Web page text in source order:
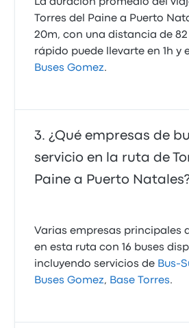
La duración promedio del
Torres del Paine a Puerto
20m, con una distancia de 82
rápido puede llevarte en 1h y
Buses Gomez.
¿Qué empresas de
servicio en la ruta de
Paine a Puerto
Varias empresas principales
en esta ruta con 16 buses
incluyendo servicios de Bus-
Buses Gomez, Base Torres.